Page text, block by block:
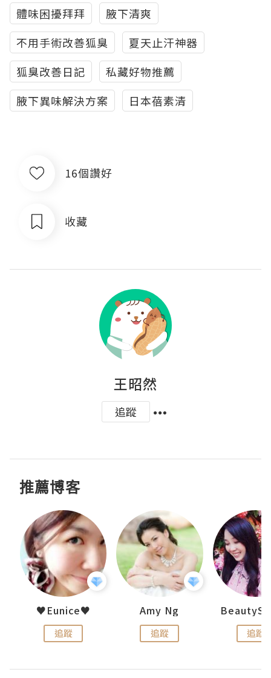
體味困擾拜拜
腋下清爽
不用手術改善狐臭
夏天止汗神器
狐臭改善日記
私藏好物推薦
腋下異味解決方案
日本蓓素清
16個讚好
收藏
王昭然
追蹤
推薦博客
♥Eunice♥
追蹤
Amy Ng
追蹤 追蹤